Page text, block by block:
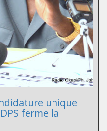
unique
ferme la